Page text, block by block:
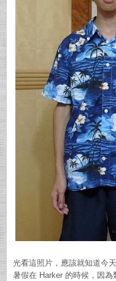
光看這照片，應該就知道今
暑假在 Harker 的時候，因為